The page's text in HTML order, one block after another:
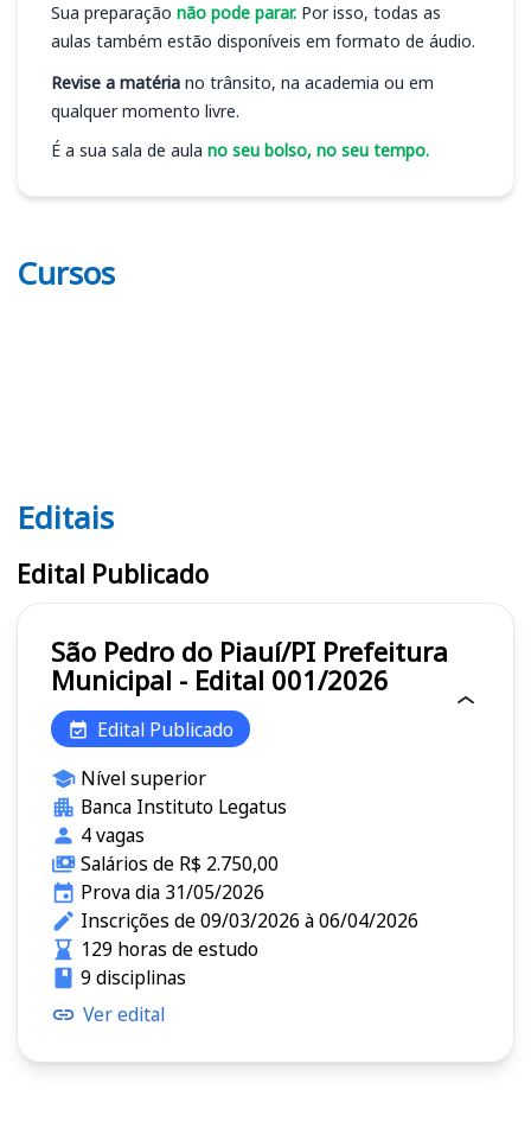
Sua preparação não pode parar. Por isso, todas as
aulas também estão disponíveis em formato de áudio.
Revise a matéria no trânsito, na academia ou em
qualquer momento livre.
É a sua sala de aula no seu bolso, no seu tempo.
Cursos
Editais
Editais
Edital Publicado
São Pedro do Piauí/PI Prefeitura
Municipal - Edital 001/2026
Edital Publicado
Nível superior
Banca Instituto Legatus
4 vagas
Salários de R$ 2.750,00
Prova dia 31/05/2026
Inscrições de 09/03/2026 à 06/04/2026
129 horas de estudo
9 disciplinas
Ver edital